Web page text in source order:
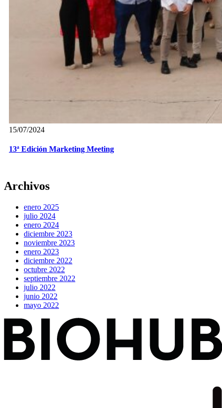
15/07/2024
13ª Edición Marketing Meeting
Archivos
enero 2025
julio 2024
enero 2024
diciembre 2023
noviembre 2023
enero 2023
diciembre 2022
octubre 2022
septiembre 2022
julio 2022
junio 2022
mayo 2022